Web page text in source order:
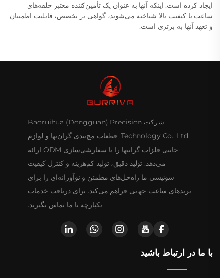
ایجاد کرده است. اینکه آنها به عنوان یک تأمین‌کننده معتبر حلقه‌های
ساعت با کیفیت بالا شناخته می‌شوند، گواهی بر تخصص، قابلیت اطمینان
و تعهد آنها به برتری است.
شرکت Baoruihua (Dongguan) Precision
Technology Co., Ltd. قطعات مچ‌بندی گران‌بها و لوازم
جانبی فلزات گرانبها را با سفارشی‌سازی ODM ارائه
می‌دهد. تولید دقیق، تولید کم‌هزینه و کنترل کیفیت
سوئیسی ما راه‌حل‌های مطمئن و نوآورانه‌ای را برای
برندهای ساعت جهانی فراهم می‌کند. برای دریافت خدمات
یکپارچه با ما تماس بگیرید.
با ما در ارتباط باشید